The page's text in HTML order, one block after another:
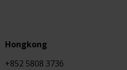
Hongkong
+852 5808 3736